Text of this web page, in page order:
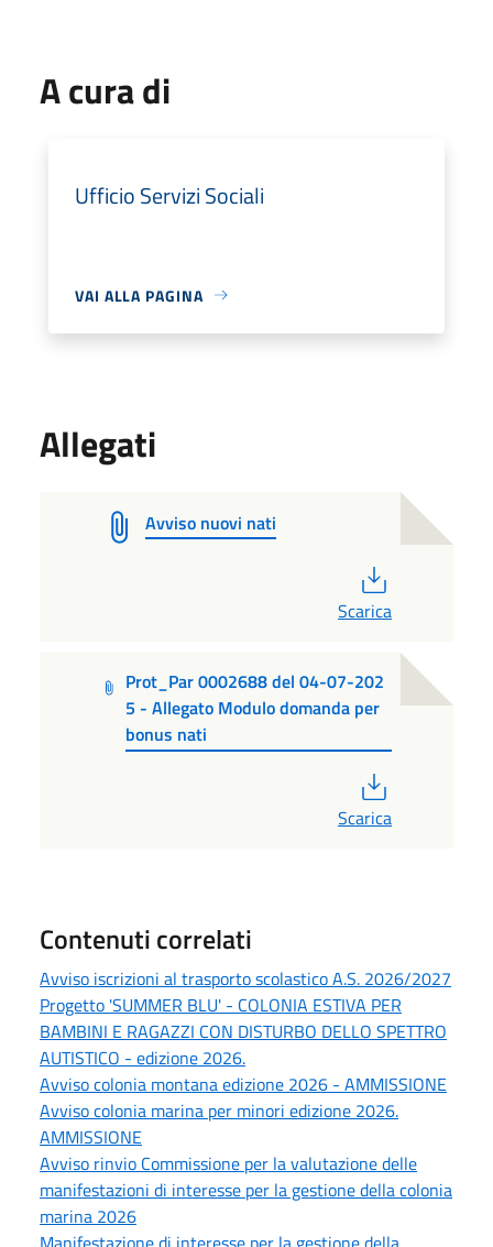
A cura di
Ufficio Servizi Sociali
VAI ALLA PAGINA
Allegati
Avviso nuovi nati
Scarica
Prot_Par 0002688 del 04-07-202
5 - Allegato Modulo domanda per
bonus nati
Scarica
Contenuti correlati
Avviso iscrizioni al trasporto scolastico A.S. 2026/2027
Progetto 'SUMMER BLU' - COLONIA ESTIVA PER
BAMBINI E RAGAZZI CON DISTURBO DELLO SPETTRO
AUTISTICO - edizione 2026.
Avviso colonia montana edizione 2026 - AMMISSIONE
Avviso colonia marina per minori edizione 2026.
AMMISSIONE
Avviso rinvio Commissione per la valutazione delle
manifestazioni di interesse per la gestione della colonia
marina 2026